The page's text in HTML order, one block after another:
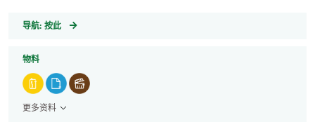
导航: GeoCoordinates
按此
物料
更多资料